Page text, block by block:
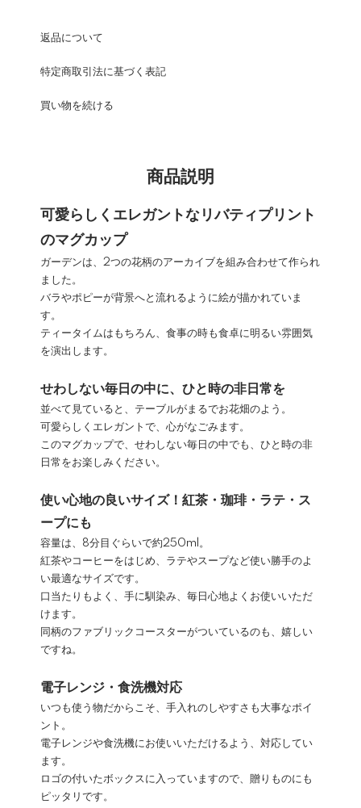
返品について
特定商取引法に基づく表記
買い物を続ける
商品説明
可愛らしくエレガントなリバティプリント
のマグカップ
ガーデンは、2つの花柄のアーカイブを組み合わせて作られ
ました。
バラやポピーが背景へと流れるように絵が描かれていま
す。
ティータイムはもちろん、食事の時も食卓に明るい雰囲気
を演出します。
せわしない毎日の中に、ひと時の非日常を
並べて見ていると、テーブルがまるでお花畑のよう。
可愛らしくエレガントで、心がなごみます。
このマグカップで、せわしない毎日の中でも、ひと時の非
日常をお楽しみください。
使い心地の良いサイズ！紅茶・珈琲・ラテ・ス
ープにも
容量は、8分目ぐらいで約250ml。
紅茶やコーヒーをはじめ、ラテやスープなど使い勝手のよ
い最適なサイズです。
口当たりもよく、手に馴染み、毎日心地よくお使いいただ
けます。
同柄のファブリックコースターがついているのも、嬉しい
ですね。
電子レンジ・食洗機対応
いつも使う物だからこそ、手入れのしやすさも大事なポイ
ント。
電子レンジや食洗機にお使いいただけるよう、対応してい
ます。
ロゴの付いたボックスに入っていますので、贈りものにも
ピッタリです。